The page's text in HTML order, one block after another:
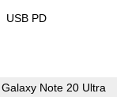
USB PD
Galaxy Note 20 Ultra